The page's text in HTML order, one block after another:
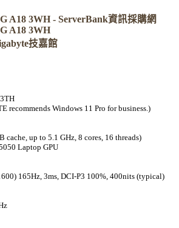
A18 3WH - ServerBank資訊採購網
A18 3WH
技嘉館
recommends Windows 11 Pro for business.)
up to 5.1 GHz, 8 cores, 16 threads)
Laptop GPU
165Hz, 3ms, DCI-P3 100%, 400nits (typical)